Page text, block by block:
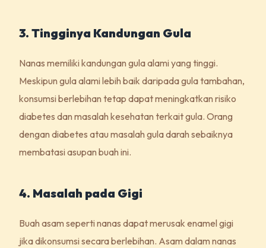
3. Tingginya Kandungan Gula
Nanas memiliki kandungan gula alami yang tinggi.
Meskipun gula alami lebih baik daripada gula tambahan,
konsumsi berlebihan tetap dapat meningkatkan risiko
diabetes dan masalah kesehatan terkait gula. Orang
dengan diabetes atau masalah gula darah sebaiknya
membatasi asupan buah ini.
4. Masalah pada Gigi
Buah asam seperti nanas dapat merusak enamel gigi
jika dikonsumsi secara berlebihan. Asam dalam nanas